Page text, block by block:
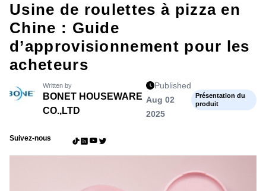
Usine de roulettes à pizza en
Chine : Guide
d’approvisionnement pour les
acheteurs
Written by
BONET HOUSEWARE
CO.,LTD
Published
Aug 02
2025
Présentation du
produit
Suivez-nous